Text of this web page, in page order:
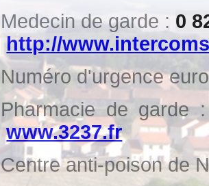
Medecin de garde : 0
http://
Numéro d'urgence
Pharmacie de garde
www.3237.fr
Centre anti-poison de